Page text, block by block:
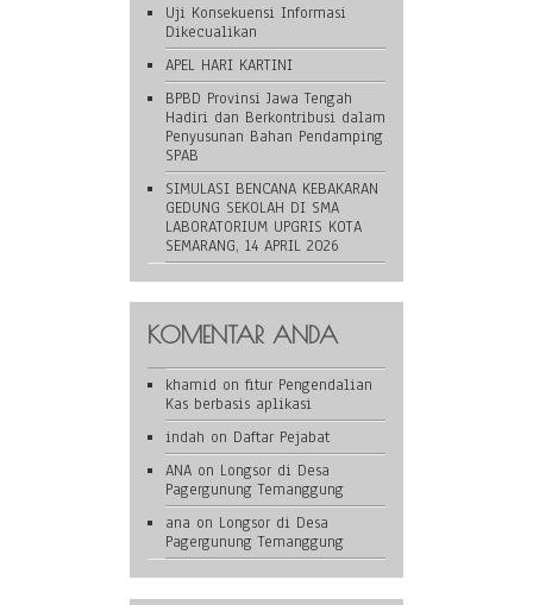
Uji Konsekuensi Informasi
Dikecualikan
APEL HARI KARTINI
BPBD Provinsi Jawa Tengah
Hadiri dan Berkontribusi dalam
Penyusunan Bahan Pendamping
SPAB
SIMULASI BENCANA KEBAKARAN
GEDUNG SEKOLAH DI SMA
LABORATORIUM UPGRIS KOTA
SEMARANG, 14 APRIL 2026
KOMENTAR ANDA
khamid on fitur Pengendalian
Kas berbasis aplikasi
indah on Daftar Pejabat
ANA on Longsor di Desa
Pagergunung Temanggung
ana on Longsor di Desa
Pagergunung Temanggung